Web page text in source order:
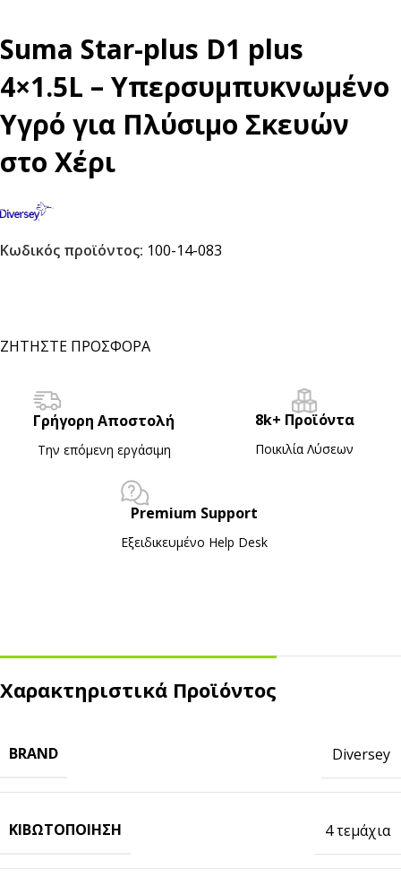
Suma Star-plus D1 plus
4×1.5L – Υπερσυμπυκνωμένο
Υγρό για Πλύσιμο Σκευών
στο Χέρι
Κωδικός προϊόντος: 100-14-083
ΖΗΤΗΣΤΕ ΠΡΟΣΦΟΡΑ
Γρήγορη Αποστολή
Την επόμενη εργάσιμη
8k+ Προϊόντα
Ποικιλία Λύσεων
Premium Support
Εξειδικευμένο Ηelp Desk
Χαρακτηριστικά Προϊόντος
BRAND Diversey
ΚΙΒΩΤΟΠΟΊΗΣΗ 4 τεμάχια